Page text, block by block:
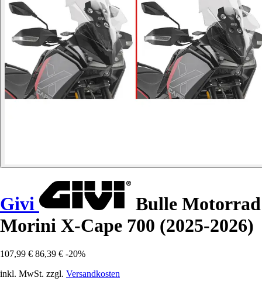
Givi
Bulle Motorrad
Morini X-Cape 700 (2025-2026)
107,99 € 86,39 € -20%
inkl. MwSt. zzgl. Versandkosten